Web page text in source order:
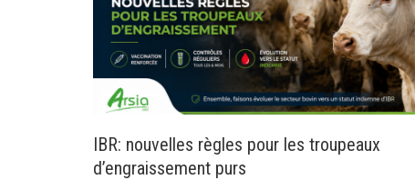
IBR: nouvelles règles pour les troupeaux
d’engraissement purs